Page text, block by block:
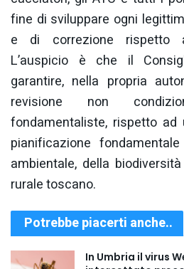
fine di sviluppare ogni
e di correzione rispetto
L’auspicio è che il
garantire, nella propria
revisione non
fondamentaliste, rispetto
pianificazione
ambientale, della
rurale toscano.
Potrebbe piacerti anche..
In Umbria il virus